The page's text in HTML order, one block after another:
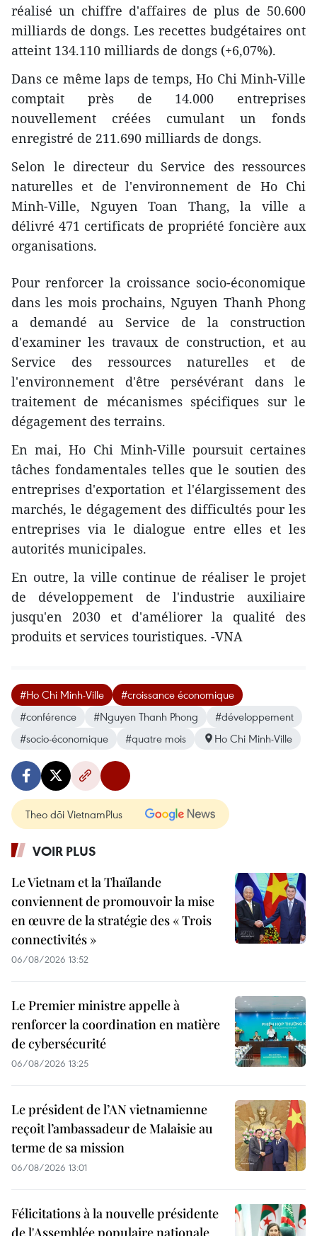
réalisé un chiffre d'affaires de plus de 50.600
milliards de dongs. Les recettes budgétaires ont
atteint 134.110 milliards de dongs (+6,07%).
Dans ce même laps de temps, Ho Chi Minh-Ville
comptait près de 14.000 entreprises
nouvellement créées cumulant un fonds
enregistré de 211.690 milliards de dongs.
Selon le directeur du Service des ressources
naturelles et de l'environnement de Ho Chi
Minh-Ville, Nguyen Toan Thang, la ville a
délivré 471 certificats de propriété foncière aux
organisations.
Pour renforcer la croissance socio-économique
dans les mois prochains, Nguyen Thanh Phong
a demandé au Service de la construction
d'examiner les travaux de construction, et au
Service des ressources naturelles et de
l'environnement d'être persévérant dans le
traitement de mécanismes spécifiques sur le
dégagement des terrains.
En mai, Ho Chi Minh-Ville poursuit certaines
tâches fondamentales telles que le soutien des
entreprises d'exportation et l'élargissement des
marchés, le dégagement des difficultés pour les
entreprises via le dialogue entre elles et les
autorités municipales.
En outre, la ville continue de réaliser le projet
de développement de l'industrie auxiliaire
jusqu'en 2030 et d'améliorer la qualité des
produits et services touristiques. -VNA
#Ho Chi Minh-Ville
#croissance économique
#conférence
#Nguyen Thanh Phong
#développement
#socio-économique
#quatre mois Ho Chi Minh-Ville
Theo dõi VietnamPlus
VOIR PLUS
Le Vietnam et la Thaïlande
conviennent de promouvoir la mise
en œuvre de la stratégie des « Trois
connectivités »
06/08/2026 13:52
Le Premier ministre appelle à
renforcer la coordination en matière
de cybersécurité
06/08/2026 13:25
Le président de l’AN vietnamienne
reçoit l’ambassadeur de Malaisie au
terme de sa mission
06/08/2026 13:01
Félicitations à la nouvelle présidente
de l'Assemblée populaire nationale